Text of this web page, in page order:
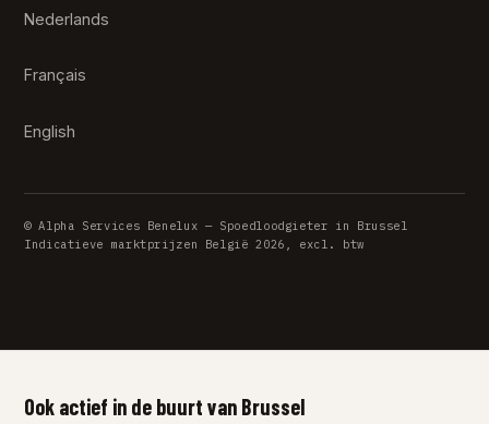
Nederlands
Français
English
© Alpha Services Benelux — Spoedloodgieter in Brussel
Indicatieve marktprijzen België 2026, excl. btw
Ook actief in de buurt van Brussel